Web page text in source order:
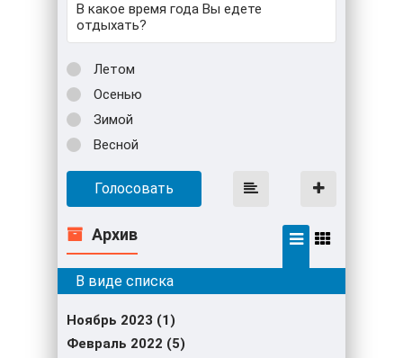
В какое время года Вы едете
отдыхать?
Летом
Осенью
Зимой
Весной
Голосовать
Архив
Ноябрь 2023 (1)
Февраль 2022 (5)